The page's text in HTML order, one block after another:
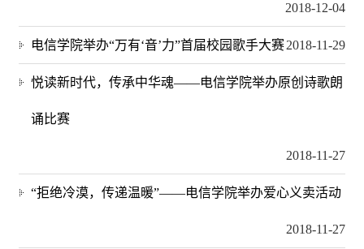
2018-12-04
电信学院举办“万有‘音’力”首届校园歌手大赛2018-11-29
悦读新时代，传承中华魂——电信学院举办原创诗歌朗
诵比赛
2018-11-27
“拒绝冷漠，传递温暖”——电信学院举办爱心义卖活动
2018-11-27